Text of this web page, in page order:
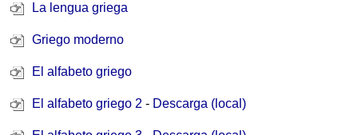
La lengua griega
Griego moderno
El alfabeto griego
El alfabeto griego 2 - Descarga (local)